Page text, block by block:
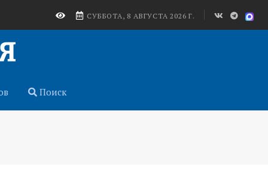
СУББОТА, 8 АВГУСТА 2026 Г.
Поиск